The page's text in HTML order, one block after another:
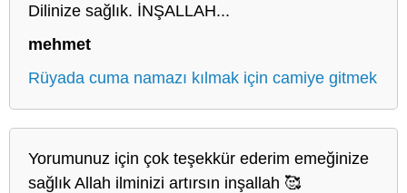
Dilinize sağlık. İNŞALLAH...
mehmet
Rüyada cuma namazı kılmak için camiye gitmek
Yorumunuz için çok teşekkür ederim emeğinize
sağlık Allah ilminizi artırsın inşallah 🥰